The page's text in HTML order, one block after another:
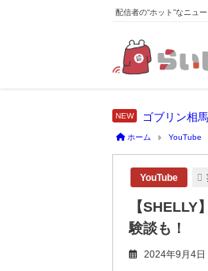
配信者の“ホット”なニュー
ゴブリン相
ホーム YouTube
YouTube
【
験談も！
2024年9月4日